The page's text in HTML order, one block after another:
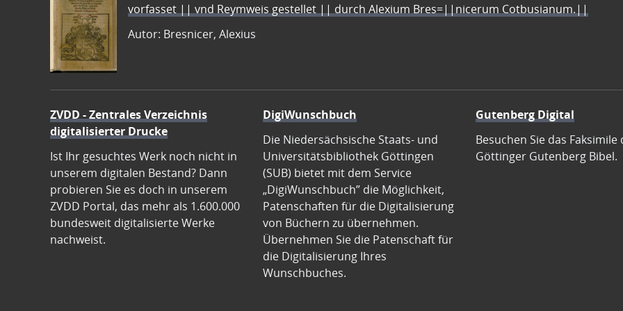
vorfasset || vnd Reymweis gestellet || durch Alexium Bres=||nicerum Cotbusianum.||
Autor: Bresnicer, Alexius
ZVDD - Zentrales Verzeichnis
digitalisierter Drucke
Ist Ihr gesuchtes Werk noch nicht in
unserem digitalen Bestand? Dann
probieren Sie es doch in unserem
ZVDD Portal, das mehr als 1.600.000
bundesweit digitalisierte Werke
nachweist.
DigiWunschbuch
Die Niedersächsische Staats- und
Universitätsbibliothek Göttingen
(SUB) bietet mit dem Service
„DigiWunschbuch” die Möglichkeit,
Patenschaften für die Digitalisierung
von Büchern zu übernehmen.
Übernehmen Sie die Patenschaft für
die Digitalisierung Ihres
Wunschbuches.
Gutenberg Digital
Besuchen Sie das Faksimile
Göttinger Gutenberg Bibel.